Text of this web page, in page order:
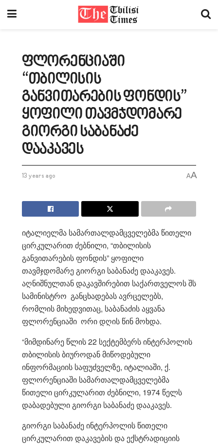
ფლორენციაში
“თბილისის
განვითარების ფონდის”
ყოფილი თავმჯდომარე
გიორგი საბანაძე
დააკავეს
13 years ago AA
იტალიელმა სამართალდამცველებმა წითელი
ცირკულარით ძებნილი, “თბილისის
განვითარების ფონდის” ყოფილი
თავმჯდომარე გიორგი საბანაძე დააკავეს.
აღნიშნულთან დაკავშირებით საქართველოს შს
სამინისტრო განცხადებას ავრცელებს,
რომლის მიხედვითაც, საბანაძის აყვანა
ფლორენციაში ორი დღის წინ მოხდა.
“მიმდინარე წლის 22 სექტემბერს ინტერპოლის
თბილისის ბიუროდან მიწოდებული
ინფორმაციის საფუძველზე, იტალიაში, ქ.
ფლორენციაში სამართალდამცველებმა
წითელი ცირკულარით ძებნილი, 1974 წელს
დაბადებული გიორგი საბანაძე დააკავეს.
გიორგი საბანაძე ინტერპოლის წითელი
ცირკულარით დაკავების და ექსტრადიციის